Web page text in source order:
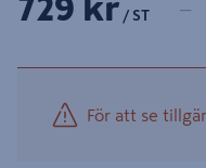
729 kr / ST −
För att se